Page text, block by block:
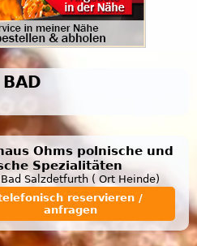
Ohms polnische und
Spezialitäten
Salzdetfurth ( Ort Heinde)
reservieren /
anfragen